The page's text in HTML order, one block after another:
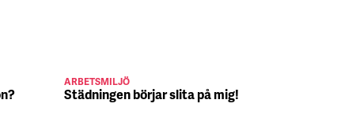
ARBETSMILJÖ
Städningen börjar slita på mig!